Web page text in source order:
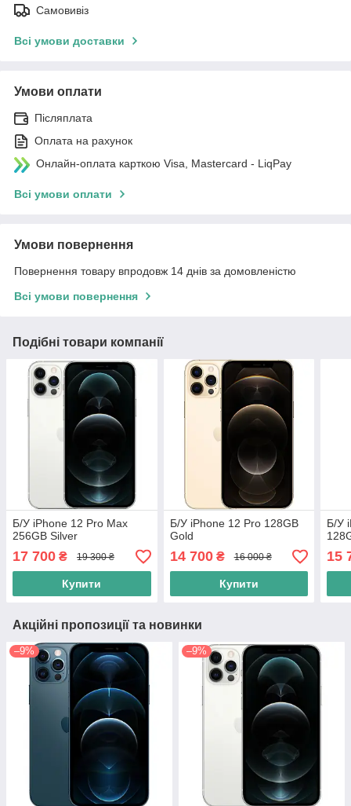
Самовивіз
Всі умови доставки
Умови оплати
Післяплата
Оплата на рахунок
Онлайн-оплата карткою Visa, Mastercard - LiqPay
Всі умови оплати
Умови повернення
Повернення товару впродовж 14 днів за домовленістю
Всі умови повернення
Подібні товари компанії
Б/У iPhone 12 Pro Max
256GB Silver
17 700 ₴ 19 300 ₴
Купити
Б/У iPhone 12 Pro 128GB
Gold
14 700₴ 16 000 ₴
Купити
Б/У
15
Акційні пропозиції та новинки
–9% –9%